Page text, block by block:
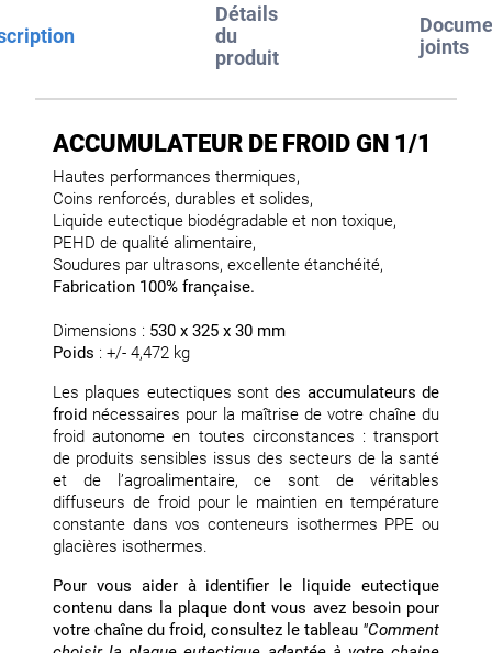
Détails
du
produit
joints
ACCUMULATEUR DE FROID GN 1/1
Hautes performances thermiques,
Coins renforcés, durables et solides,
Liquide eutectique biodégradable et non toxique,
PEHD de qualité alimentaire,
Soudures par ultrasons, excellente étanchéité,
Fabrication 100% française.
Dimensions : 530 x 325 x 30 mm
Poids : +/- 4,472 kg
Les plaques eutectiques sont des accumulateurs de
froid nécessaires pour la maîtrise de votre chaîne du
froid autonome en toutes circonstances : transport
de produits sensibles issus des secteurs de la santé
et de l’agroalimentaire, ce sont de véritables
diffuseurs de froid pour le maintien en température
constante dans vos conteneurs isothermes PPE ou
glacières isothermes.
Pour vous aider à identifier le liquide eutectique
contenu dans la plaque dont vous avez besoin pour
votre chaîne du froid, consultez le tableau "Comment